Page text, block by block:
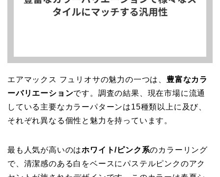
エアマックス フュリオサの魅力の一つは、 豊富なカラ
ーバリエーションです。調査の結果、現在市場に流通
している主要なカラーパターンは15種類以上に及び、
それぞれ異なる個性と魅力を持っています。
最も人気が高いのはホワイト/ピンク系のカラーリング
で、清潔感のある白をベースにパステルピンクのアク